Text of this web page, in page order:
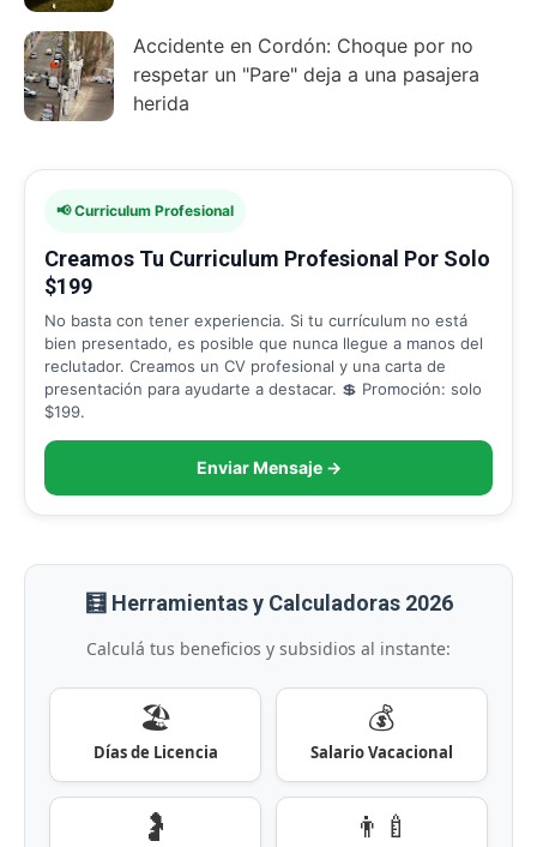
Accidente en Cordón: Choque por no
respetar un "Pare" deja a una pasajera
herida
📢 Curriculum Profesional
Creamos Tu Curriculum Profesional Por Solo
$199
No basta con tener experiencia. Si tu currículum no está
bien presentado, es posible que nunca llegue a manos del
reclutador. Creamos un CV profesional y una carta de
presentación para ayudarte a destacar. 💲 Promoción: solo
$199.
Enviar Mensaje →
🧮 Herramientas y Calculadoras 2026
Calculá tus beneficios y subsidios al instante:
🏖️
Días de Licencia
💰
Salario Vacacional
🤰 👨‍🍼